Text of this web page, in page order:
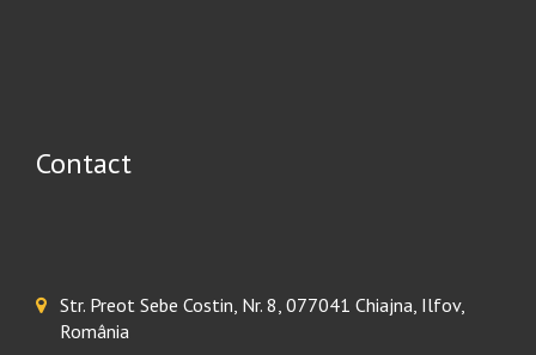
Contact
Str. Preot Sebe Costin, Nr. 8, 077041 Chiajna, Ilfov,
România